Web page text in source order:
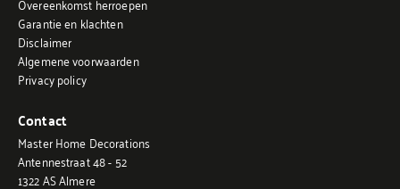
Garantie en klachten
Disclaimer
Algemene voorwaarden
Privacy policy
Contact
Master Home Decorations
Antennestraat 48 - 52
1322 AS Almere